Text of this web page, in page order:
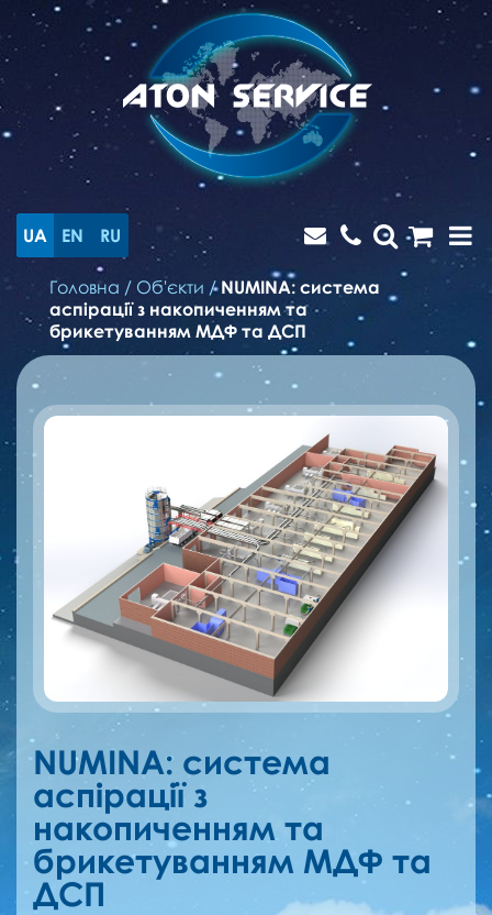
UA EN RU
Головна / Об'єкти /NUMINA: cистема
аспірації з накопиченням та
брикетуванням МДФ та ДСП
NUMINA: cистема
аспірації з
накопиченням та
брикетуванням МДФ та
ДСП